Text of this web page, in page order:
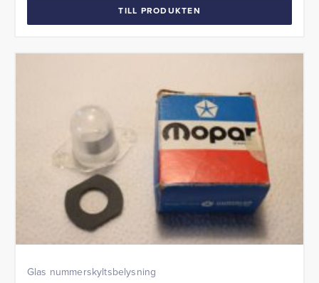
TILL PRODUKTEN
Glas nummerskyltsbelysning